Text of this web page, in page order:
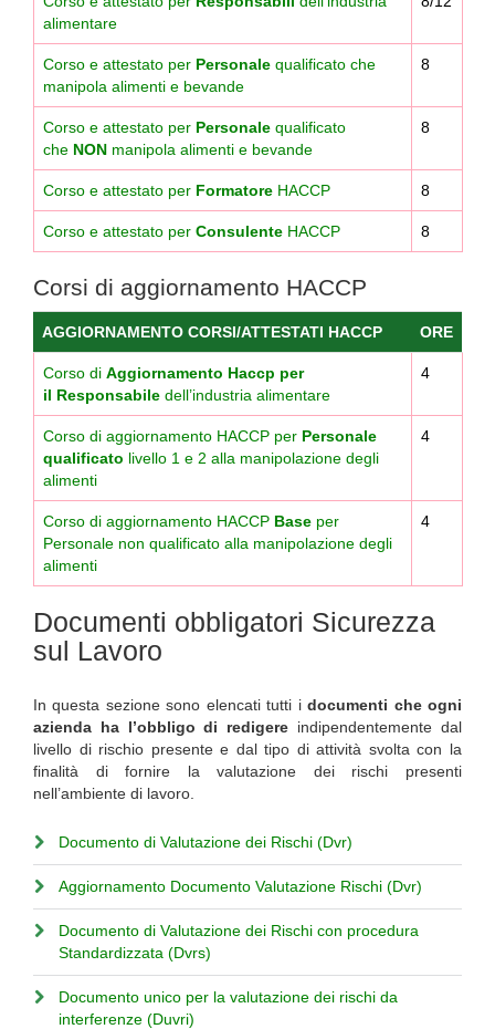
alimentare
Corso e attestato per Personale qualificato che
manipola alimenti e bevande
8
Corso e attestato per Personale qualificato
che NON manipola alimenti e bevande
8
Corso e attestato per Formatore HACCP 8
Corso e attestato per Consulente HACCP 8
Corsi di aggiornamento HACCP
AGGIORNAMENTO CORSI/ATTESTATI HACCP ORE
Corso di Aggiornamento Haccp per
il Responsabile dell’industria alimentare
4
Corso di aggiornamento HACCP per Personale
qualificato livello 1 e 2 alla manipolazione degli
alimenti
4
Corso di aggiornamento HACCP Base per
Personale non qualificato alla manipolazione degli
alimenti
4
Documenti obbligatori Sicurezza
sul Lavoro
In questa sezione sono elencati tutti idocumenti che ogni
azienda ha l’obbligo di redigere indipendentemente dal
livello di rischio presente e dal tipo di attività svolta con la
finalità di fornire la valutazione dei rischi presenti
nell’ambiente di lavoro.
Documento di Valutazione dei Rischi (Dvr)
Aggiornamento Documento Valutazione Rischi (Dvr)
Documento di Valutazione dei Rischi con procedura
Standardizzata (Dvrs)
Documento unico per la valutazione dei rischi da
interferenze (Duvri)